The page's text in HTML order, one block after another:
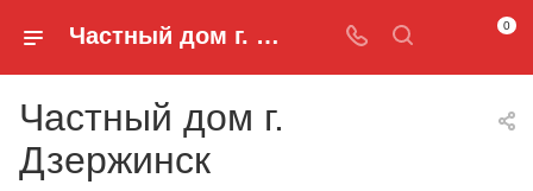
Частный дом г. Дзержинск - Брусчатка и Бордюры 0
Частный дом г.
Дзержинск